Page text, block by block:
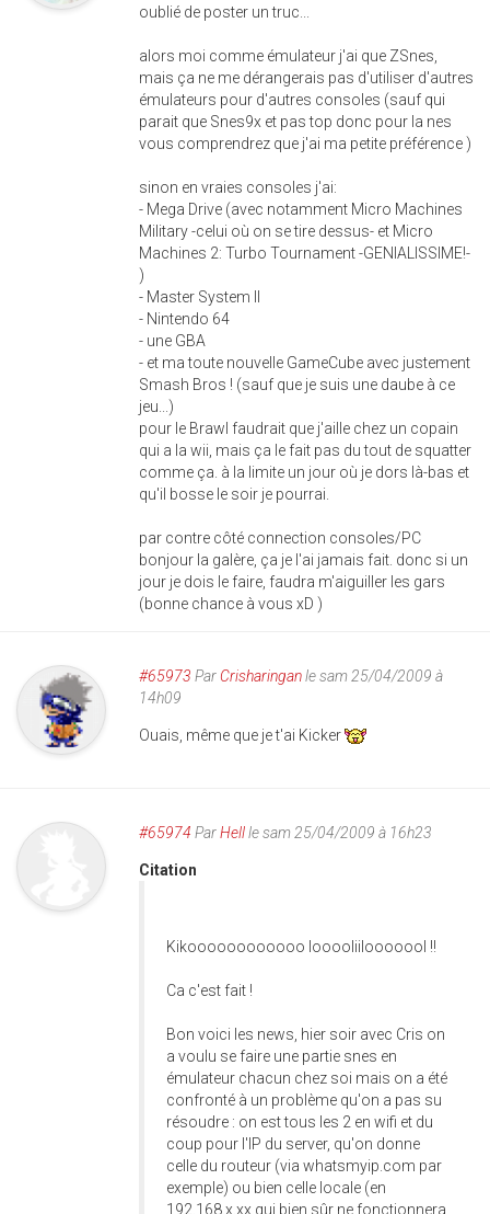
oublié de poster un truc...
alors moi comme émulateur j'ai que ZSnes,
mais ça ne me dérangerais pas d'utiliser d'autres
émulateurs pour d'autres consoles (sauf qui
parait que Snes9x et pas top donc pour la nes
vous comprendrez que j'ai ma petite préférence )
sinon en vraies consoles j'ai:
- Mega Drive (avec notamment Micro Machines
Military -celui où on se tire dessus- et Micro
Machines 2: Turbo Tournament -GENIALISSIME!-
)
- Master System II
- Nintendo 64
- une GBA
- et ma toute nouvelle GameCube avec justement
Smash Bros ! (sauf que je suis une daube à ce
jeu...)
pour le Brawl faudrait que j'aille chez un copain
qui a la wii, mais ça le fait pas du tout de squatter
comme ça. à la limite un jour où je dors là-bas et
qu'il bosse le soir je pourrai.
par contre côté connection consoles/PC
bonjour la galère, ça je l'ai jamais fait. donc si un
jour je dois le faire, faudra m'aiguiller les gars
(bonne chance à vous xD )
#65973 Par Crisharinganle sam 25/04/2009 à
14h09
Ouais, même que je t'ai Kicker
#65974 ParHellle sam 25/04/2009 à 16h23
Citation
Kikoooooooooooo looooliilooooool !!
Ca c'est fait !
Bon voici les news, hier soir avec Cris on
a voulu se faire une partie snes en
émulateur chacun chez soi mais on a été
confronté à un problème qu'on a pas su
résoudre : on est tous les 2 en wifi et du
coup pour l'IP du server, qu'on donne
celle du routeur (via whatsmyip.com par
exemple) ou bien celle locale (en
192.168.x.xx qui bien sûr ne fonctionnera